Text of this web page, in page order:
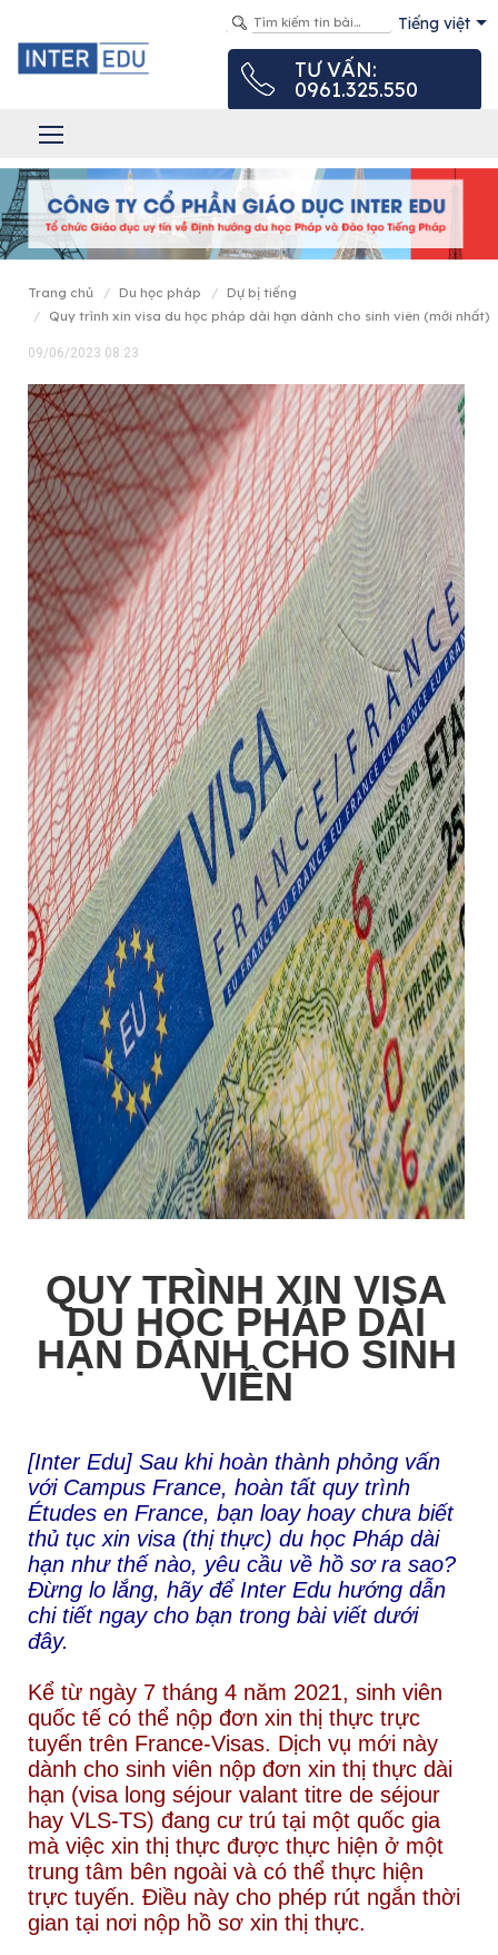
Tiếng việt
TƯ VẤN:
0961.325.550
trang chủ du học pháp
dự bị tiếng
quy trình xin visa du học pháp dài hạn dành cho sinh viên (mới nhất)
09/06/2023 08:23
QUY TRÌNH XIN VISA
DU HỌC PHÁP DÀI
HẠN DÀNH CHO SINH
VIÊN
[Inter Edu] Sau khi hoàn thành phỏng vấn
với Campus France, hoàn tất quy trình
Études en France, bạn loay hoay chưa biết
thủ tục xin visa (thị thực) du học Pháp dài
hạn như thế nào, yêu cầu về hồ sơ ra sao?
Đừng lo lắng, hãy để Inter Edu hướng dẫn
chi tiết ngay cho bạn trong bài viết dưới
đây.
Kể từ ngày 7 tháng 4 năm 2021, sinh viên
quốc tế có thể nộp đơn xin thị thực trực
tuyến trên France-Visas. Dịch vụ mới này
dành cho sinh viên nộp đơn xin thị thực dài
hạn (visa long séjour valant titre de séjour
hay VLS-TS) đang cư trú tại một quốc gia
mà việc xin thị thực được thực hiện ở một
trung tâm bên ngoài và có thể thực hiện
trực tuyến. Điều này cho phép rút ngắn thời
gian tại nơi nộp hồ sơ xin thị thực.